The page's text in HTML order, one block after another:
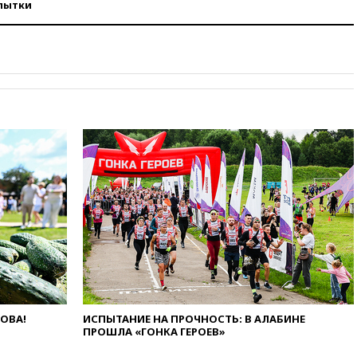
арестом Rolls-Royce блогера
катера и лодки под Самарой
погибли два человека
«Новороссия» восстановлено
09:55Силы ПВО перехватили
за утро 85 БПЛА над
территорией РФ
09:25Ильский НПЗ на Кубани
загорелся после падения
обломков дрона
08:57Собянин сообщил о
девяти БПЛА, сбитых на
подлете к Москве
08:42Силы ПВО сбили почти
400 БПЛА над российскими
ИСПЫТАНИЕ НА ПРОЧНОСТЬ: В АЛАБИНЕ
ПРОШЛА «ГОНКА ГЕРОЕВ»